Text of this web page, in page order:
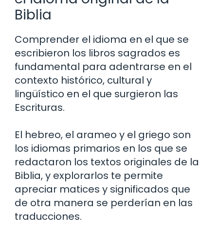
Biblia
Comprender el idioma en el que se
escribieron los libros sagrados es
fundamental para adentrarse en el
contexto histórico, cultural y
lingüístico en el que surgieron las
Escrituras.
El hebreo, el arameo y el griego son
los idiomas primarios en los que se
redactaron los textos originales de la
Biblia, y explorarlos te permite
apreciar matices y significados que
de otra manera se perderían en las
traducciones.